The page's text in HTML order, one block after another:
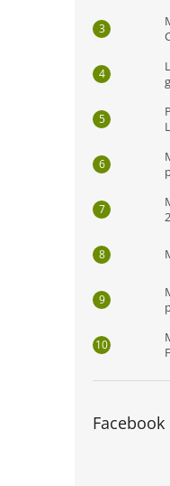
Facebook